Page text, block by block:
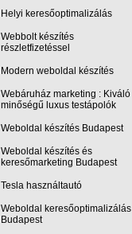
Helyi keresőoptimalizálás
Webbolt készítés
részletfizetéssel
Modern weboldal készítés
Webáruház marketing : Kiváló
minőségű luxus testápolók
Weboldal készítés Budapest
Weboldal készítés és
keresőmarketing Budapest
Tesla használtautó
Weboldal keresőoptimalizálás
Budapest